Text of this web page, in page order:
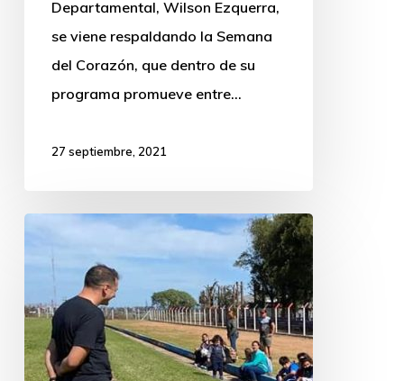
Departamental, Wilson Ezquerra,
se viene respaldando la Semana
del Corazón, que dentro de su
programa promueve entre…
27 septiembre, 2021
La
Intendencia
con
una
jornada